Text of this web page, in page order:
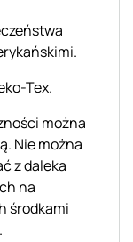
-Tex.
można
. Nie można
z daleka
na
środkami